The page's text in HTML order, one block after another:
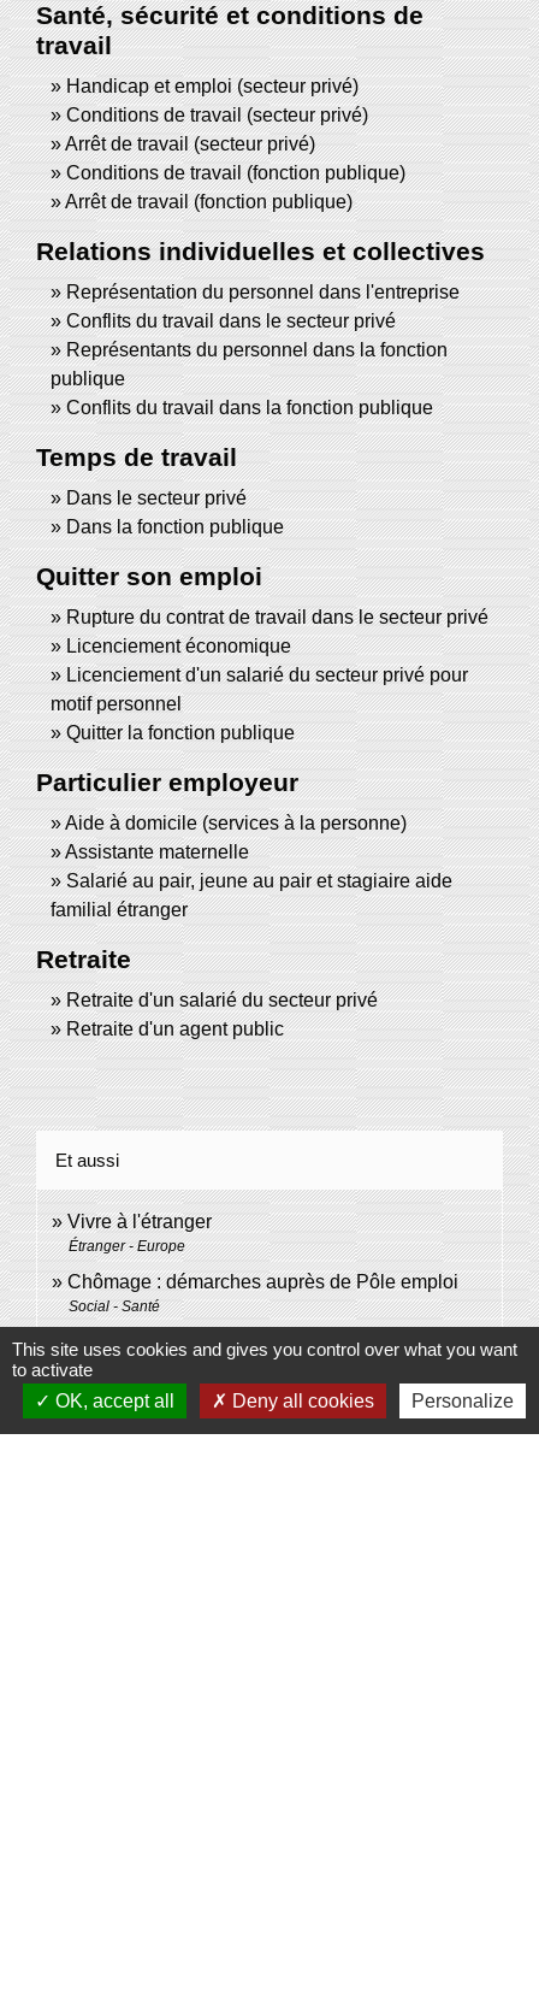
Santé, sécurité et conditions de
travail
Handicap et emploi (secteur privé)
Conditions de travail (secteur privé)
Arrêt de travail (secteur privé)
Conditions de travail (fonction publique)
Arrêt de travail (fonction publique)
Relations individuelles et collectives
Représentation du personnel dans l'entreprise
Conflits du travail dans le secteur privé
Représentants du personnel dans la fonction
publique
Conflits du travail dans la fonction publique
Temps de travail
Dans le secteur privé
Dans la fonction publique
Quitter son emploi
Rupture du contrat de travail dans le secteur privé
Licenciement économique
Licenciement d'un salarié du secteur privé pour
motif personnel
Quitter la fonction publique
Particulier employeur
Aide à domicile (services à la personne)
Assistante maternelle
Salarié au pair, jeune au pair et stagiaire aide
familial étranger
Retraite
Retraite d'un salarié du secteur privé
Retraite d'un agent public
Et aussi
Vivre à l'étranger
Étranger - Europe
Chômage : démarches auprès de Pôle emploi
Social - Santé
Signaler une erreur sur cette page
This site uses cookies and gives you control over what you want
to activate
OK, accept all
Deny all cookies Personalize